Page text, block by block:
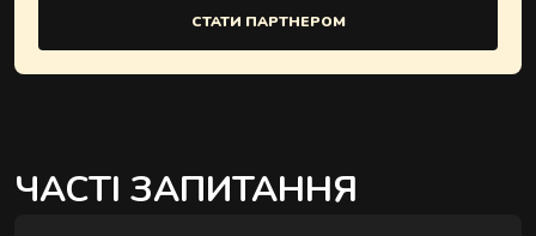
СТАТИ ПАРТНЕРОМ
ЧАСТІ ЗАПИТАННЯ